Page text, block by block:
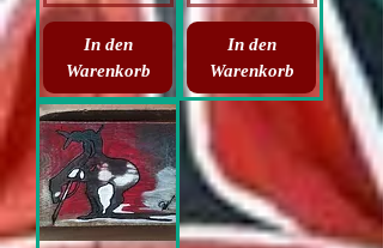
In den
Warenkorb
In den
Warenkorb